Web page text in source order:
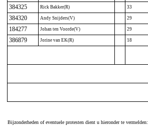
384325 Rick Bakker(R) 33
384320 Andy Snijders(V) 29
184277 Johan ten Voorde(V) 29
386879 Jorine van EK(R) 18
Bijzonderheden of eventuele protesten dient u hieronder te vermelden: